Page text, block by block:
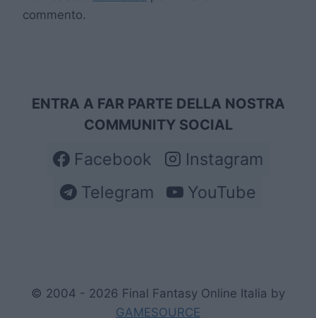
commento.
ENTRA A FAR PARTE DELLA NOSTRA
COMMUNITY SOCIAL
Facebook
Instagram
Telegram
YouTube
© 2004 - 2026 Final Fantasy Online Italia by
GAMESOURCE